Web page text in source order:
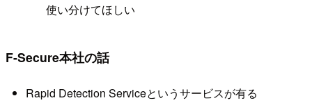
使い分けてほしい
F-Secure本社の話
Rapid Detection Serviceというサービスが有る